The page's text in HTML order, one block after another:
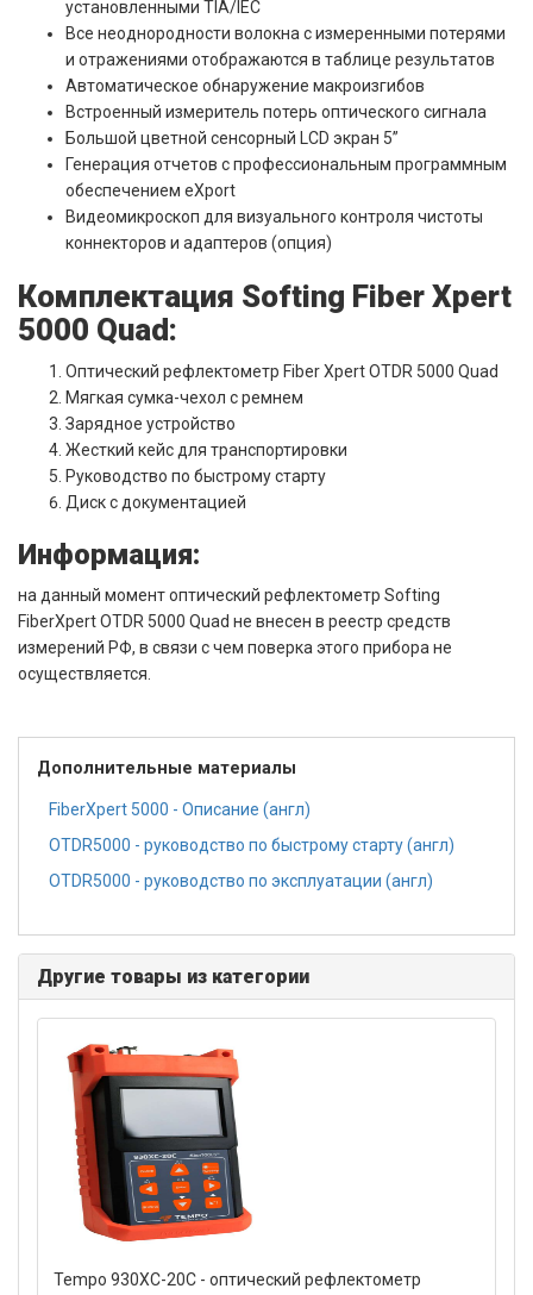
установленными TIA/IEC
Все неоднородности волокна с измеренными потерями
и отражениями отображаются в таблице результатов
Автоматическое обнаружение макроизгибов
Встроенный измеритель потерь оптического сигнала
Большой цветной сенсорный LCD экран 5”
Генерация отчетов с профессиональным программным
обеспечением eXport
Видеомикроскоп для визуального контроля чистоты
коннекторов и адаптеров (опция)
Комплектация Softing Fiber Xpert
5000 Quad:
Оптический рефлектометр Fiber Xpert OTDR 5000 Quad
Мягкая сумка-чехол с ремнем
Зарядное устройство
Жесткий кейс для транспортировки
Руководство по быстрому старту
Диск с документацией
Информация:
на данный момент оптический рефлектометр Softing
FiberXpert OTDR 5000 Quad не внесен в реестр средств
измерений РФ, в связи с чем поверка этого прибора не
осуществляется.
Дополнительные материалы
FiberXpert 5000 - Описание (англ)
OTDR5000 - руководство по быстрому старту (англ)
OTDR5000 - руководство по эксплуатации (англ)
Другие товары из категории
Tempo 930XC-20C - оптический рефлектометр